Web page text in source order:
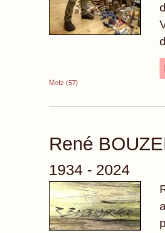
Metz (57)
René
1934 - 2024